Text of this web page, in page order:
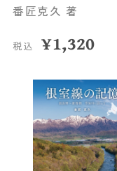
番匠克久 著
税込 ¥1,320